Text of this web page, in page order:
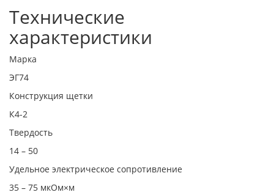
Технические
характеристики
Марка
ЭГ74
Конструкция щетки
К4-2
Твердость
14 – 50
Удельное электрическое сопротивление
35 – 75 мкОм×м